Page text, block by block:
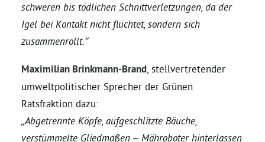
Aktiv werden
Termine
schweren bis tödlichen Schnittverletzungen, da der
Igel bei Kontakt nicht flüchtet, sondern sich
zusammenrollt.“
Maximilian Brinkmann-Brand , stellvertretender
umweltpolitischer Sprecher der Grünen
Ratsfraktion dazu:
„Abgetrennte Köpfe, aufgeschlitzte Bäuche,
verstümmelte Gliedmaßen – Mähroboter hinterlassen